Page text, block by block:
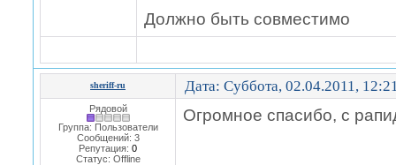
Должно быть совместимо
sheriff-ru Дата: Суббота, 02.04.2011,
Рядовой
Группа: Пользователи
Сообщений: 3
Репутация: 0
Статус: Offline
Огромное спасибо, с